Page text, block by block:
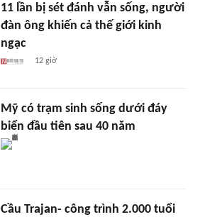
11 lần bị sét đánh vẫn sống, người
đàn ông khiến cả thế giới kinh
ngạc
12 giờ
Mỹ có trạm sinh sống dưới đáy
biển đầu tiên sau 40 năm
Cầu Trajan- công trình 2.000 tuổi